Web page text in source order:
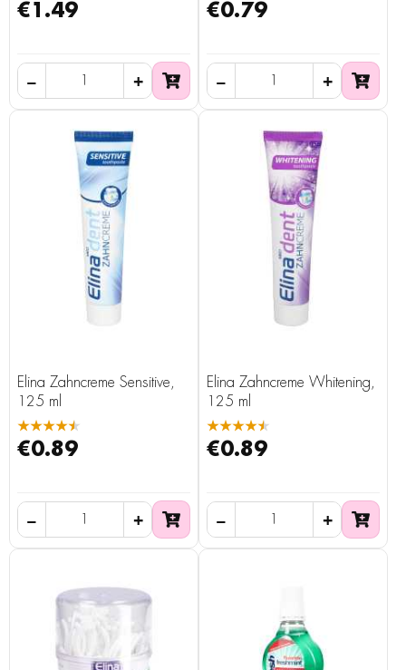
€1.49 €0.79
Elina Zahncreme Sensitive,
125 ml
★★★★★
€0.89
Elina Zahncreme Whitening,
125 ml
★★★★★
€0.89